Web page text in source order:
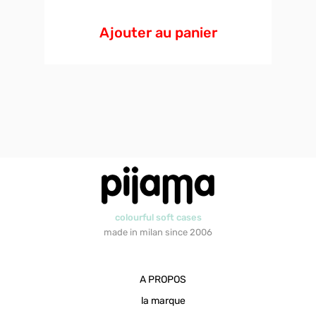
Ajouter au panier
colourful soft cases
made in milan since 2006
A PROPOS
la marque